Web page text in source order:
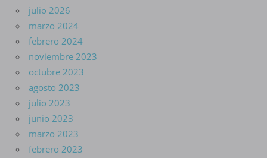
julio 2026
marzo 2024
febrero 2024
noviembre 2023
octubre 2023
agosto 2023
julio 2023
junio 2023
marzo 2023
febrero 2023